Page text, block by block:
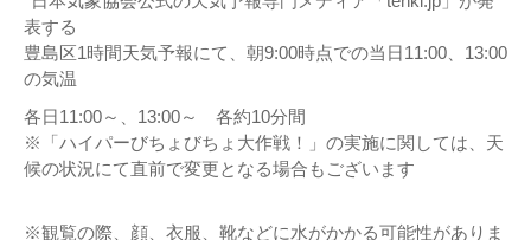
表する
豊島区1時間天気予報にて、朝9:00時点での当日11:00、13:00
の気温
各日11:00～、13:00～ 各約10分間
※「ハイパーびちょびちょ大作戦！」の実施に関しては、天
候の状況にて直前で変更となる場合もございます
※観覧の際、顔、衣服、靴などに水がかかる可能性がありま